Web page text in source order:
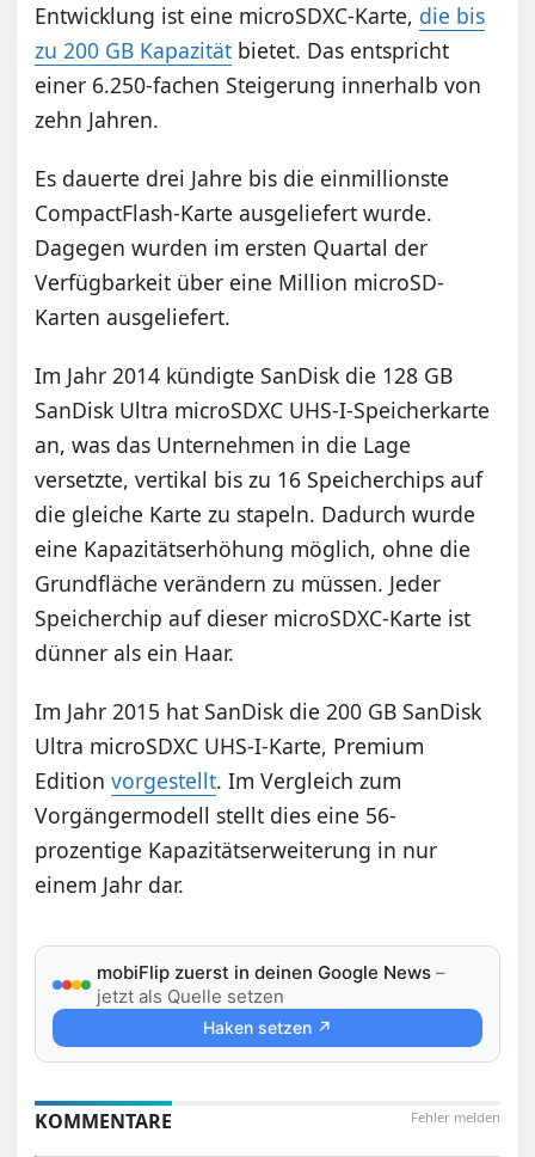
Entwicklung ist eine microSDXC-Karte, die bis
zu 200 GB Kapazität bietet. Das entspricht
einer 6.250-fachen Steigerung innerhalb von
zehn Jahren.
Es dauerte drei Jahre bis die einmillionste
CompactFlash-Karte ausgeliefert wurde.
Dagegen wurden im ersten Quartal der
Verfügbarkeit über eine Million microSD-
Karten ausgeliefert.
Im Jahr 2014 kündigte SanDisk die 128 GB
SanDisk Ultra microSDXC UHS-I-Speicherkarte
an, was das Unternehmen in die Lage
versetzte, vertikal bis zu 16 Speicherchips auf
die gleiche Karte zu stapeln. Dadurch wurde
eine Kapazitätserhöhung möglich, ohne die
Grundfläche verändern zu müssen. Jeder
Speicherchip auf dieser microSDXC-Karte ist
dünner als ein Haar.
Im Jahr 2015 hat SanDisk die 200 GB SanDisk
Ultra microSDXC UHS-I-Karte, Premium
Editionvorgestellt. Im Vergleich zum
Vorgängermodell stellt dies eine 56-
prozentige Kapazitätserweiterung in nur
einem Jahr dar.
mobiFlip zuerst in deinen Google News –
jetzt als Quelle setzen
Haken setzen ↗
Fehler melden
KOMMENTARE